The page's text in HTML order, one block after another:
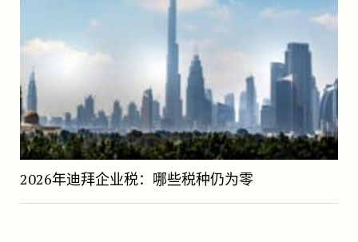
2026年迪拜企业税：哪些税种仍为零